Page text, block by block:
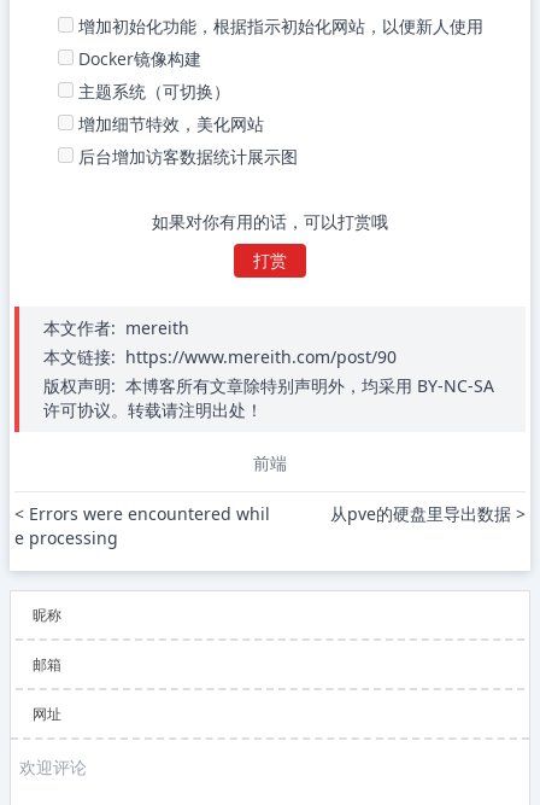
增加初始化功能，根据指示初始化网站，以便新人使用
Docker镜像构建
主题系统（可切换）
增加细节特效，美化网站
后台增加访客数据统计展示图
如果对你有用的话，可以打赏哦
打赏
本文作者: mereith
本文链接: https://www.mereith.com/post/90
版权声明: 本博客所有文章除特别声明外，均采用 BY-NC-SA
许可协议。转载请注明出处！
前端
< Errors were encountered whil
e processing
从pve的硬盘里导出数据 >
昵称
邮箱
网址